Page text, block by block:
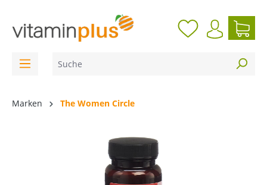
Marken The Women Circle